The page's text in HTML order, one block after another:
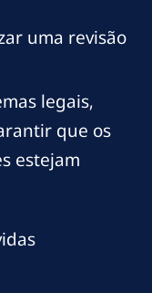
uma revisão
legais,
que os
estejam